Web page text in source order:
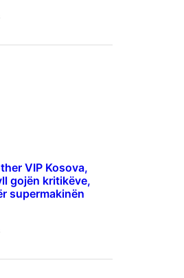
VIP Kosova,
gojën kritikëve,
supermakinën